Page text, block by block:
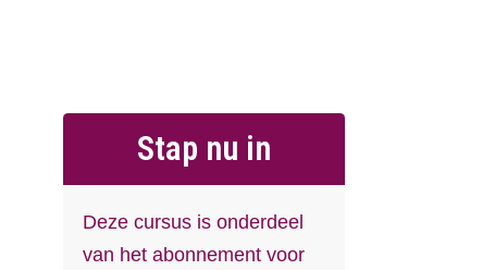
Stap nu in
Deze cursus is onderdeel
van het abonnement voor